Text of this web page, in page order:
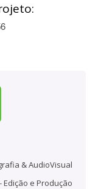
& AudioVisual
Edição e Produção